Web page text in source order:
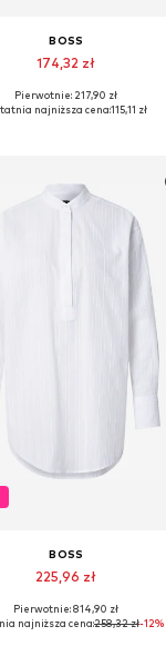
BOSS
174,32 zł
Dostępne rozmiary: 55-60
Pierwotnie: 217,90 zł
najniższa cena:115,11 zł
BOSS
225,96 zł
rozmiary: XS, S, M, L
Pierwotnie: 814,90 zł
najniższa cena:258,32 zł-12%